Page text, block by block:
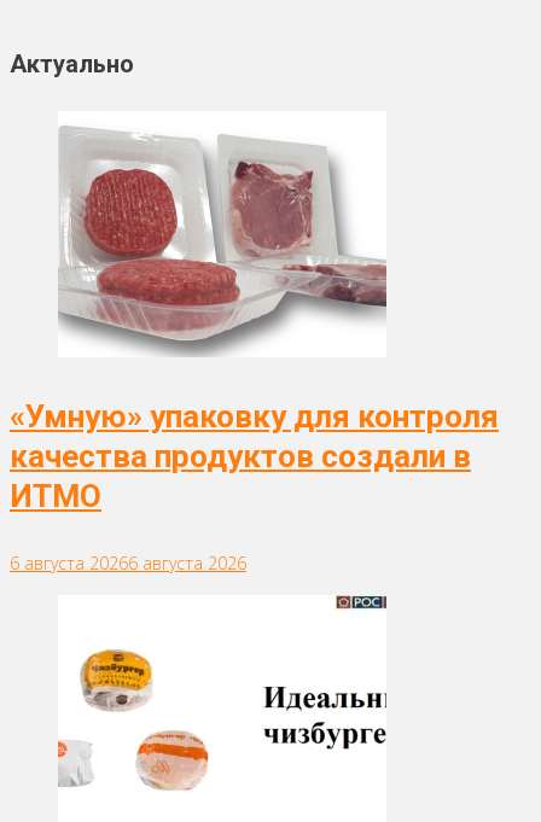
Актуально
«Умную» упаковку для контроля
качества продуктов создали в
ИТМО
6 августа 20266 августа 2026